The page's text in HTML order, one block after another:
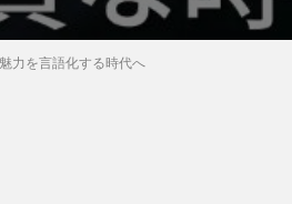
力を言語化する時代へ